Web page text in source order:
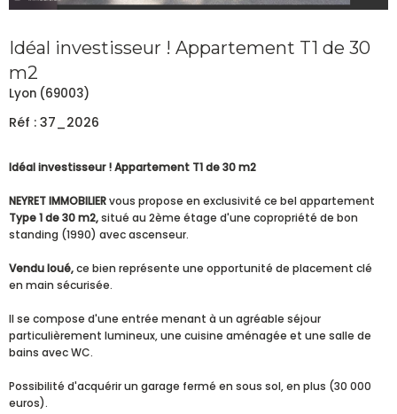
Idéal investisseur ! Appartement T1 de 30
m2
Lyon (69003)
Réf : 37_2026
Idéal investisseur ! Appartement T1 de 30 m2
NEYRET IMMOBILIERvous propose en exclusivité ce bel appartement
Type 1 de 30 m2,situé au 2ème étage d'une copropriété de bon
standing (1990) avec ascenseur.
Vendu loué,ce bien représente une opportunité de placement clé
en main sécurisée.
Il se compose d'une entrée menant à un agréable séjour
particulièrement lumineux, une cuisine aménagée et une salle de
bains avec WC.
Possibilité d'acquérir un garage fermé en sous sol, en plus (30 000
euros).